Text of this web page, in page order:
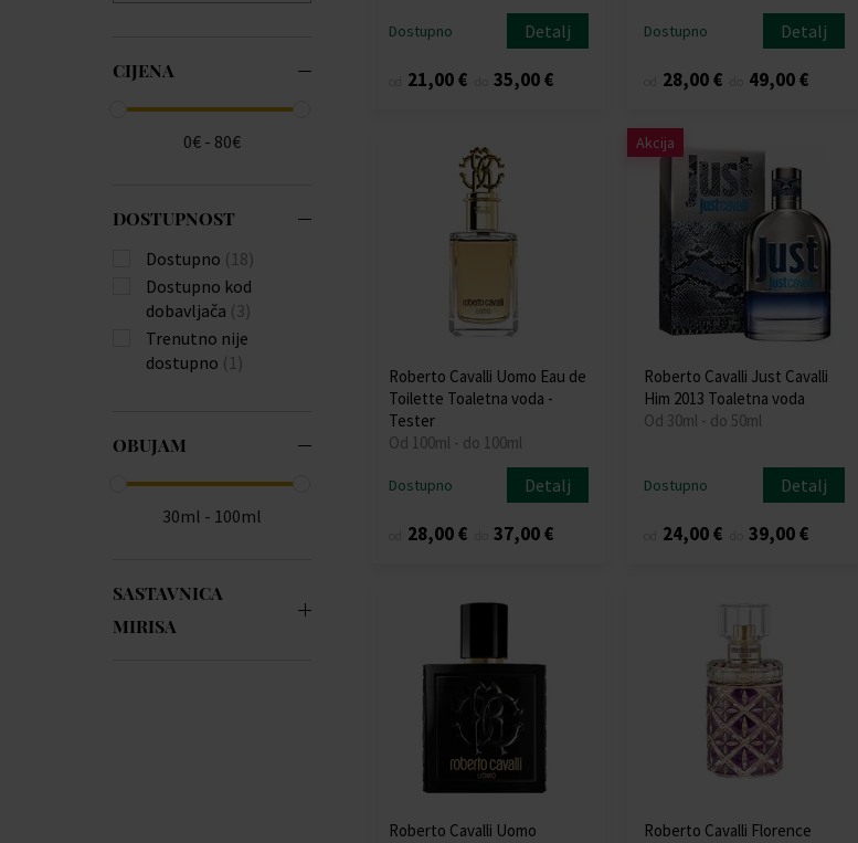
CIJENA
0€ - 80€
DOSTUPNOST
Dostupno (18)
Dostupno kod
dobavljača (3)
Trenutno nije
dostupno (1)
OBUJAM
30ml - 100ml
SASTAVNICA
MIRISA
Dostupno Detalj
21,00 € 35,00 €
Dostupno Detalj
28,00 € 49,00 €
Roberto Cavalli Uomo Eau de
Toilette Toaletna voda -
Tester
Od 100ml - do 100ml
Dostupno Detalj
28,00 € 37,00 €
Akcija
Roberto Cavalli Just Cavalli
Him 2013 Toaletna voda
Od 30ml - do 50ml
Dostupno Detalj
24,00 € 39,00 €
Roberto Cavalli Uomo
Roberto Cavalli Florence